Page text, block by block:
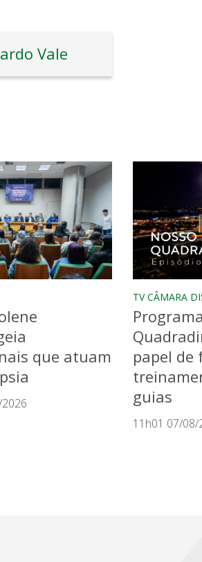
Vale
que atuam
TV CÂMARA
papel de
guias
11h01 07/08/